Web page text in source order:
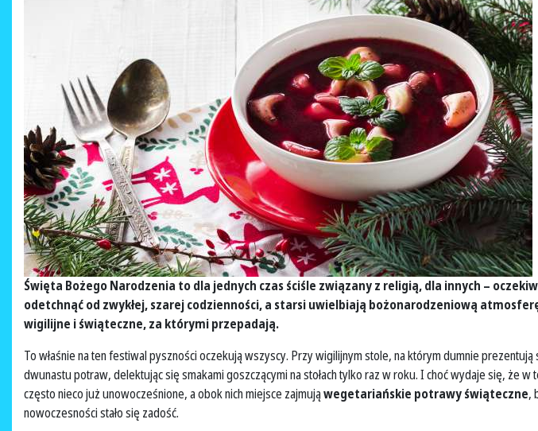
Święta Bożego Narodzenia to dla jednych czas ściśle związany z religią, dla innych –
odetchnąć od zwykłej, szarej codzienności, a starsi uwielbiają bożonarodzeniową
wigilijne i świąteczne, za którymi przepadają.
To właśnie na ten festiwal pyszności oczekują wszyscy. Przy wigilijnym stole, na którym dumnie prezentują
dwunastu potraw, delektując się smakami goszczącymi na stołach tylko raz w roku. I choć wydaje się, że
często nieco już unowocześnione, a obok nich miejsce zajmująwegetariańskie potrawy świąteczne,
nowoczesności stało się zadość.